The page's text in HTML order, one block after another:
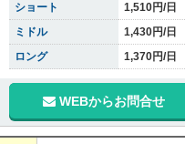
ショート
1,510円/日
ミドル
1,430円/日
ロング
1,370円/日
WEBからお問合せ